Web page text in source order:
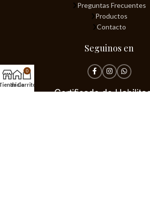
Preguntas Frecuentes
Productos
Contacto
Seguinos en
Inicio
0
Carrito